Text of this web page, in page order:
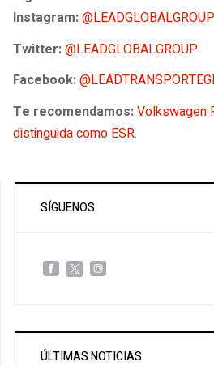
Instagram:@LEADGLOBALGROUP
Twitter:@LEADGLOBALGROUP
Facebook:
Te recomendamos:Volkswagen
distinguida como ESR.
SÍGUENOS
ÚLTIMAS NOTICIAS